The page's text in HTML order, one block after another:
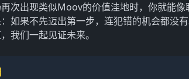
次出现类似Moov的价值洼地时，你就能
如果不先迈出第一步，连犯错的机会都没
我们一起见证未来。